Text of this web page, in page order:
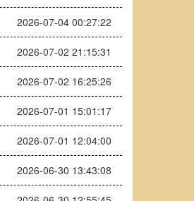
2026-07-04 00:27:22
2026-07-02 21:15:31
2026-07-02 16:25:26
2026-07-01 15:01:17
2026-07-01 12:04:00
2026-06-30 13:43:08